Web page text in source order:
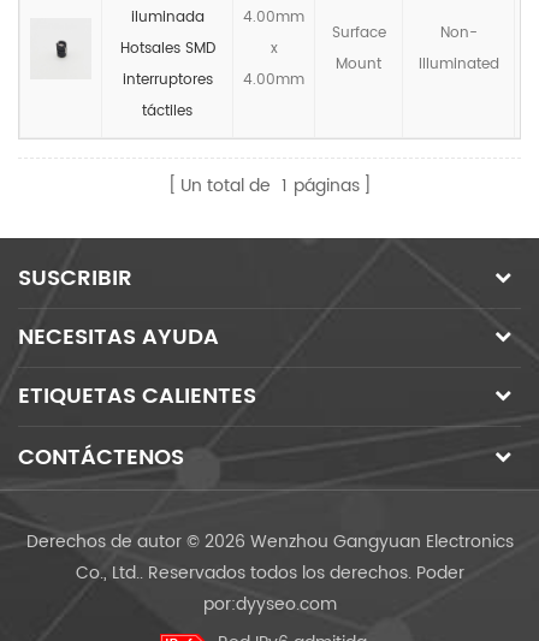
iluminada
Hotsales SMD
interruptores
táctiles
4.00mm
x
4.00mm
Surface
Mount
Non-
llluminated
Un total de 1 páginas
SUSCRIBIR
NECESITAS AYUDA
ETIQUETAS CALIENTES
CONTÁCTENOS
Derechos de autor © 2026 Wenzhou Gangyuan Electronics
Co., Ltd.. Reservados todos los derechos. Poder
por:dyyseo.com